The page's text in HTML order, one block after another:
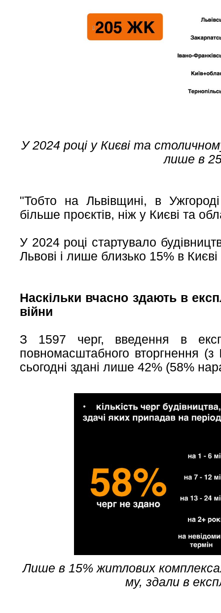
У 2024 році у Києві та
лише в
"Тобто на Львівщині, в
більше проєктів, ніж у Києві та
У 2024 році стартувало
Львові і лише близько 15% в Києві
Наскільки вчасно здають в
війни
З 1597 черг, введення в
повномасштабного вторгнення (з
сьогодні здані лише 42% (58%
Лише в 15% житлових
му, здали в